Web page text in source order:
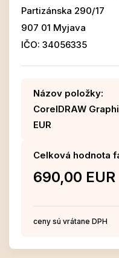
Partizánska 290/17
907 01 Myjava
IČO: 34056335
Názov položky:
CorelDRAW
EUR
Celková hodnota
690,00 EUR
ceny sú vrátane DPH